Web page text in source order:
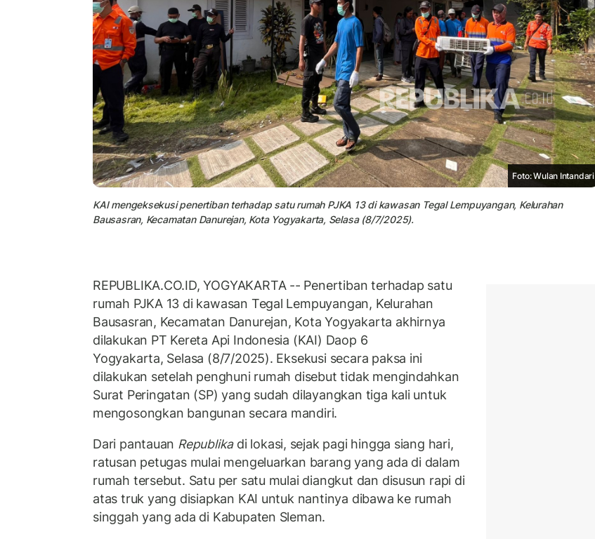
Foto: Wulan Intandari
KAI mengeksekusi penertiban terhadap satu rumah PJKA 13 di kawasan Tegal Lempuyangan, Kelurahan
Bausasran, Kecamatan Danurejan, Kota Yogyakarta, Selasa (8/7/2025).
REPUBLIKA.CO.ID, YOGYAKARTA -- Penertiban terhadap satu
rumah PJKA 13 di kawasan Tegal Lempuyangan, Kelurahan
Bausasran, Kecamatan Danurejan, Kota Yogyakarta akhirnya
dilakukan PT Kereta Api Indonesia (KAI) Daop 6
Yogyakarta, Selasa (8/7/2025). Eksekusi secara paksa ini
dilakukan setelah penghuni rumah disebut tidak mengindahkan
Surat Peringatan (SP) yang sudah dilayangkan tiga kali untuk
mengosongkan bangunan secara mandiri.
Dari pantauan Republikadi lokasi, sejak pagi hingga siang hari,
ratusan petugas mulai mengeluarkan barang yang ada di dalam
rumah tersebut. Satu per satu mulai diangkut dan disusun rapi di
atas truk yang disiapkan KAI untuk nantinya dibawa ke rumah
singgah yang ada di Kabupaten Sleman.